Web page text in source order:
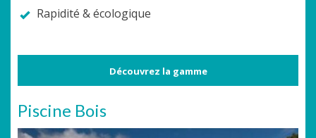
Rapidité & écologique
Découvrez la gamme
Piscine Bois